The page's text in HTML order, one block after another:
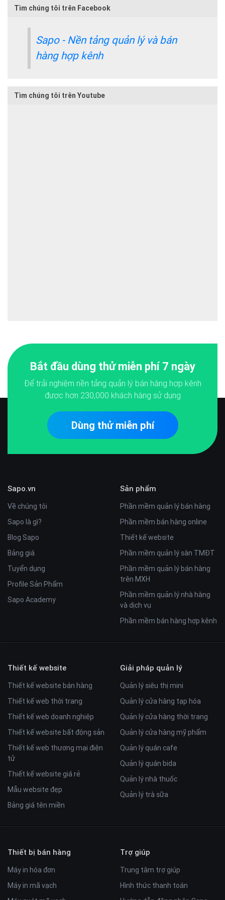
Tìm chúng tôi trên Facebook
Sapo - Nền tảng quản lý và bán
hàng hợp kênh
Tìm chúng tôi trên Youtube
Bắt đầu dùng thử miễn phí 7 ngày
Để trải nghiệm nền tảng quản lý bán hàng hợp kênh
được hơn 230,000 khách hàng sử dụng
Dùng thử miễn phí
Sapo.vn
Về chúng tôi
Sapo là gì?
Blog Sapo
Bảng giá
Tuyển dụng
Profile Sản Phẩm
Sapo Academy
Sản phẩm
Phần mềm quản lý bán hàng
Phần mềm bán hàng online
Thiết kế website
Phần mềm quản lý sàn TMĐT
Phần mềm quản lý bán hàng
trên MXH
Phần mềm quản lý nhà hàng
và dịch vụ
Phần mềm bán hàng hợp kênh
Thiết kế website
Thiết kế website bán hàng
Thiết kế web thời trang
Thiết kế web doanh nghiệp
Thiết kế website bất động sản
Thiết kế web thương mại điện
tử
Thiết kế website giá rẻ
Mẫu website đẹp
Bảng giá tên miền
Giải pháp quản lý
Quản lý siêu thị mini
Quản lý cửa hàng tạp hóa
Quản lý cửa hàng thời trang
Quản lý cửa hàng mỹ phẩm
Quản lý quán cafe
Quản lý quán bida
Quản lý nhà thuốc
Quản lý trà sữa
Thiết bị bán hàng
Máy in hóa đơn
Máy in mã vạch
Trợ giúp
Trung tâm trợ giúp
Hình thức thanh toán